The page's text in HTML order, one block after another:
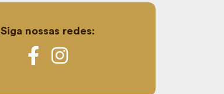
Siga nossas redes: